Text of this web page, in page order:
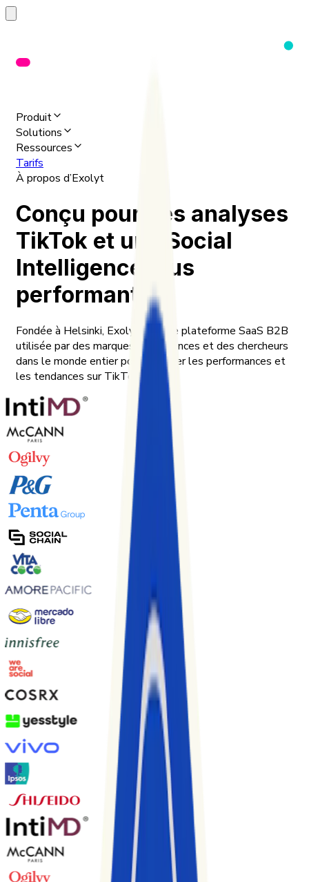
Produit
Solutions
Ressources
Tarifs
À propos d’Exolyt
Conçu pour des analyses
TikTok et une Social
Intelligence plus
performantes
Fondée à Helsinki, Exolyt est une plateforme SaaS B2B
utilisée par des marques, des agences et des chercheurs
dans le monde entier pour analyser les performances et
les tendances sur TikTok.